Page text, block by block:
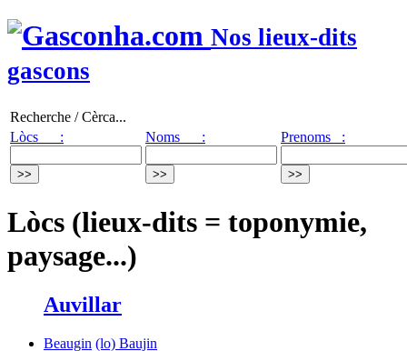
Nos lieux-dits
gascons
Recherche / Cèrca...
Lòcs :
Noms : Prenoms :
Lòcs (lieux-dits = toponymie,
paysage...)
Auvillar
Beaugin (lo) Baujin